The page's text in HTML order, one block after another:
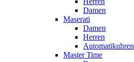
Damen
Maserati
Damen
Herren
Automatikuhren
Master Time